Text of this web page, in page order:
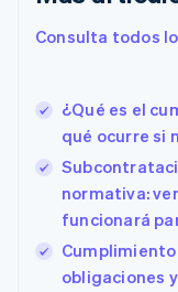
Consulta todos
¿Qué es el
qué ocurre si
normativa:
funcionará
obligaciones
Croacia
English Italiano
Dinamarca
English
Eslovaquia
English
Eslovenia
English Italiano
EspañolEnglish
Estados